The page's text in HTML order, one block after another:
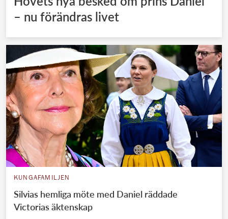
– nu förändras livet
KUNGAFAMILJEN
Silvias hemliga möte med Daniel räddade
Victorias äktenskap